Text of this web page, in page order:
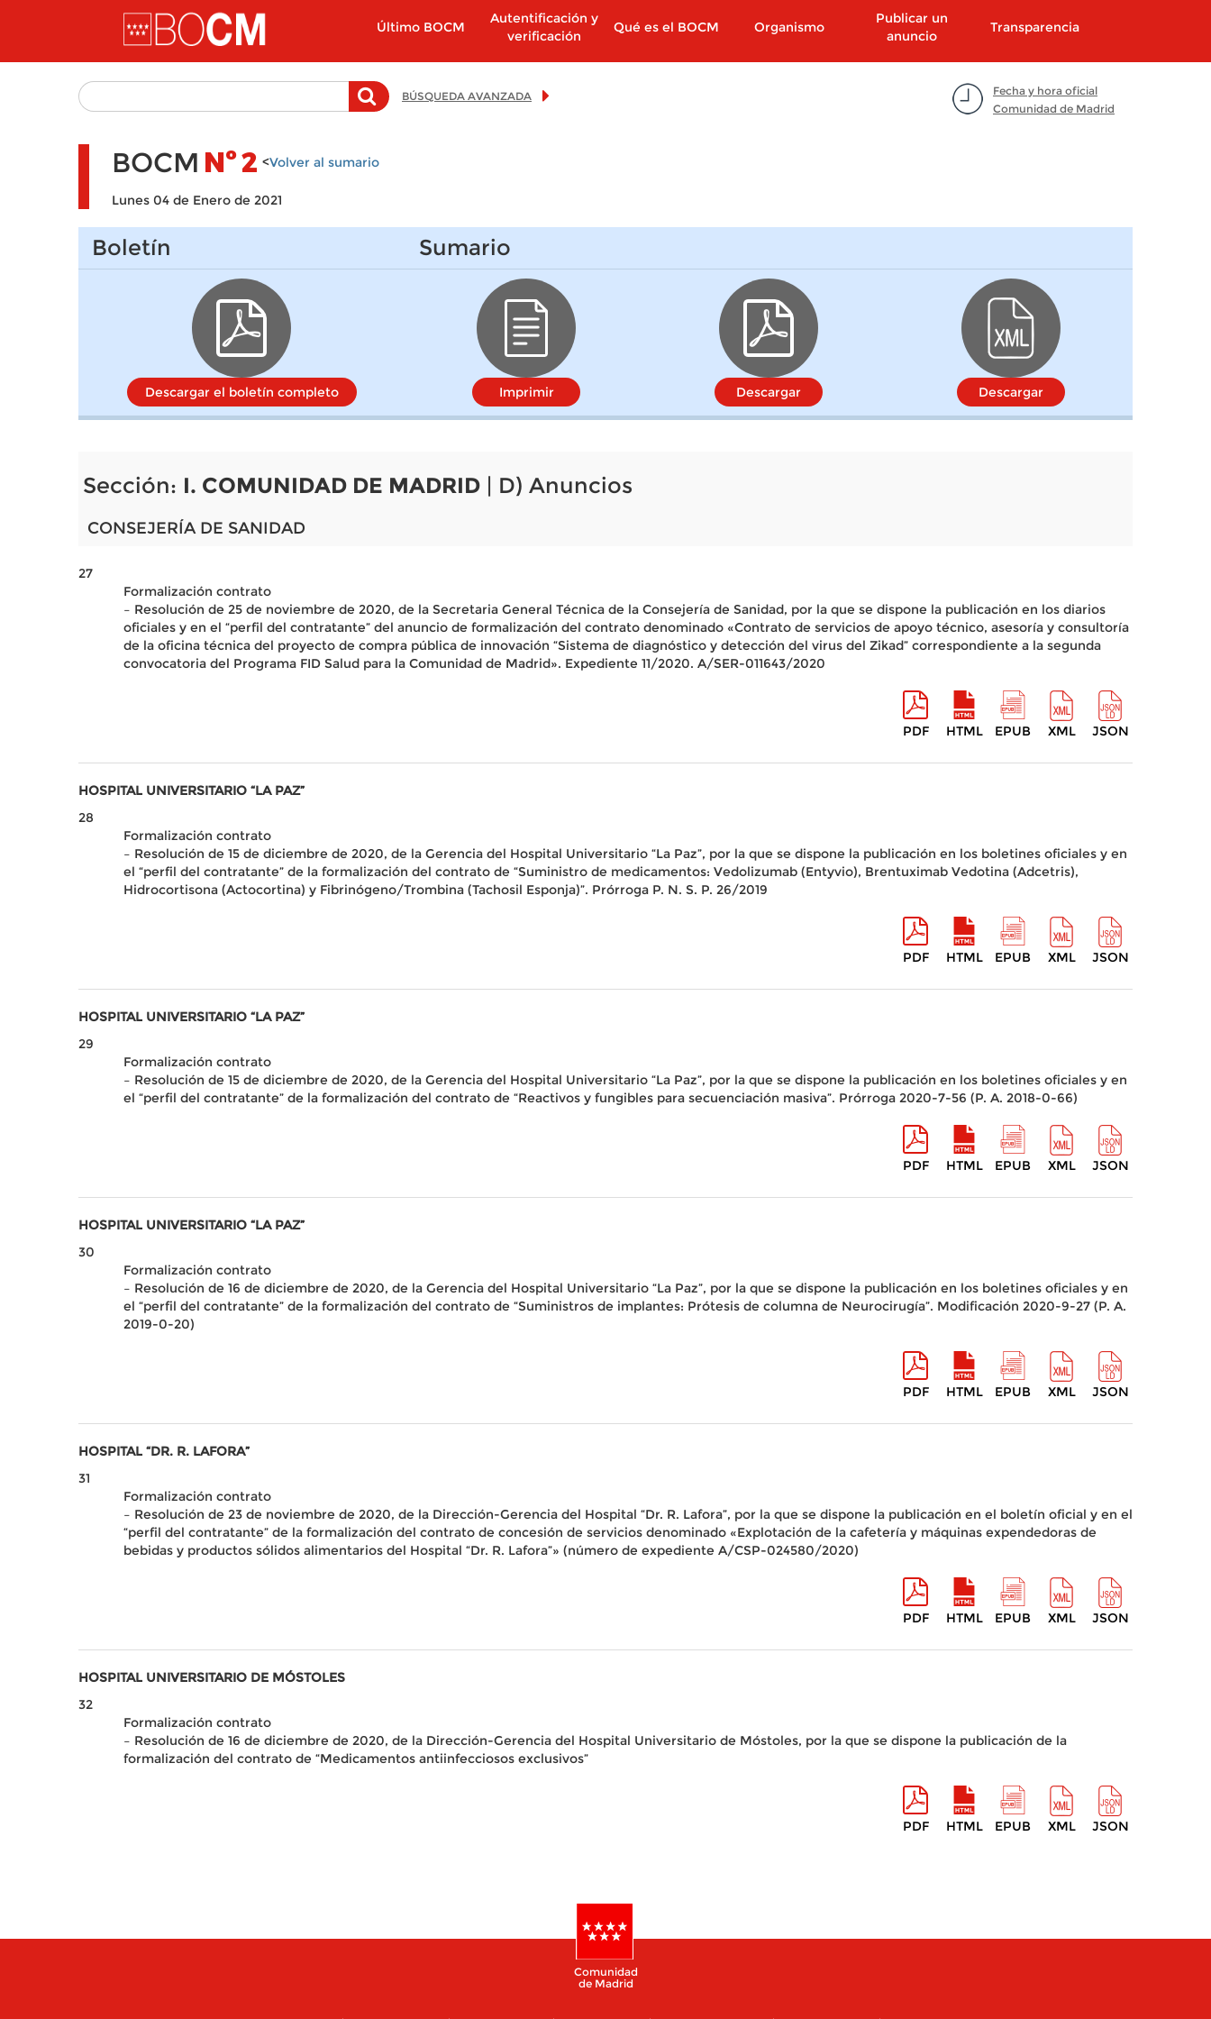
Pasar al contenido principal
Último BOCM
Autentificación y
verificación
Qué es el BOCM Organismo
Publicar un
anuncio
Transparencia
Fecha y hora oficial
Comunidad de Madrid
BÚSQUEDA AVANZADA
BOCM Nº2 <Volver al sumario
Lunes 04 de Enero de 2021
Boletín
Descargar el boletín completo
Sumario
Imprimir Descargar Descargar
Sección: I. COMUNIDAD DE MADRID | D) Anuncios
CONSEJERÍA DE SANIDAD
27
Formalización contrato
– Resolución de 25 de noviembre de 2020, de la Secretaria General Técnica de la Consejería de Sanidad, por la que se dispone la publicación en los diarios
oficiales y en el “perfil del contratante” del anuncio de formalización del contrato denominado «Contrato de servicios de apoyo técnico, asesoría y consultoría
de la oficina técnica del proyecto de compra pública de innovación “Sistema de diagnóstico y detección del virus del Zikad” correspondiente a la segunda
convocatoria del Programa FID Salud para la Comunidad de Madrid». Expediente 11/2020. A/SER-011643/2020
PDF HTML EPUB XML JSON
HOSPITAL UNIVERSITARIO “LA PAZ”
28
Formalización contrato
– Resolución de 15 de diciembre de 2020, de la Gerencia del Hospital Universitario “La Paz”, por la que se dispone la publicación en los boletines oficiales y en
el “perfil del contratante” de la formalización del contrato de “Suministro de medicamentos: Vedolizumab (Entyvio), Brentuximab Vedotina (Adcetris),
Hidrocortisona (Actocortina) y Fibrinógeno/Trombina (Tachosil Esponja)”. Prórroga P. N. S. P. 26/2019
PDF HTML EPUB XML JSON
HOSPITAL UNIVERSITARIO “LA PAZ”
29
Formalización contrato
– Resolución de 15 de diciembre de 2020, de la Gerencia del Hospital Universitario “La Paz”, por la que se dispone la publicación en los boletines oficiales y en
el “perfil del contratante” de la formalización del contrato de “Reactivos y fungibles para secuenciación masiva”. Prórroga 2020-7-56 (P. A. 2018-0-66)
PDF HTML EPUB XML JSON
HOSPITAL UNIVERSITARIO “LA PAZ”
30
Formalización contrato
– Resolución de 16 de diciembre de 2020, de la Gerencia del Hospital Universitario “La Paz”, por la que se dispone la publicación en los boletines oficiales y en
el “perfil del contratante” de la formalización del contrato de “Suministros de implantes: Prótesis de columna de Neurocirugía”. Modificación 2020-9-27 (P. A.
2019-0-20)
PDF HTML EPUB XML JSON
HOSPITAL “DR. R. LAFORA”
31
Formalización contrato
– Resolución de 23 de noviembre de 2020, de la Dirección-Gerencia del Hospital “Dr. R. Lafora”, por la que se dispone la publicación en el boletín oficial y en el
“perfil del contratante” de la formalización del contrato de concesión de servicios denominado «Explotación de la cafetería y máquinas expendedoras de
bebidas y productos sólidos alimentarios del Hospital “Dr. R. Lafora”» (número de expediente A/CSP-024580/2020)
PDF HTML EPUB XML JSON
HOSPITAL UNIVERSITARIO DE MÓSTOLES
32
Formalización contrato
– Resolución de 16 de diciembre de 2020, de la Dirección-Gerencia del Hospital Universitario de Móstoles, por la que se dispone la publicación de la
formalización del contrato de “Medicamentos antiinfecciosos exclusivos”
PDF HTML EPUB XML JSON
Comunidad
de Madrid